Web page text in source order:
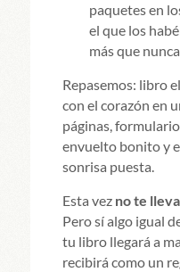
paquetes en
el que los
más que
Repasemos: libro
con el corazón en
páginas,
envuelto bonito y
sonrisa puesta.
Esta vez no te
Pero sí algo igual
tu libro llegará a
recibirá como un